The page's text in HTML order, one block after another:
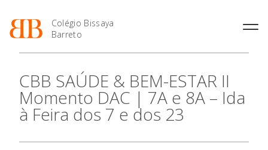
Colégio Bissaya
Barreto
Projeto Educativo
Organização
Colaboradores Docentes
Enriquecimento Curricular
Oferta Curricular
Atividades Extracurriculares
Profissionais
Matrículas
Horários e Manuais
Termalismo
2027
Calendários
Portal do Professor
de Educação
CBB SAÚDE & BEM-ESTAR II
Momento DAC | 7A e 8A – Ida
à Feira dos 7 e dos 23